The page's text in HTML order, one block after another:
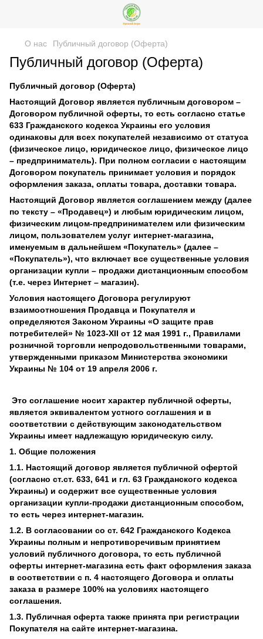
О нас Публичный договор (Оферта)
Публичный договор (Оферта)
Публичный договор (Оферта)
Настоящий Договор является публичным договором –
Договором публичной оферты, то есть согласно статье
633 Гражданского кодекса Украины его условия
одинаковы для всех покупателей независимо от статуса
(физическое лицо, юридическое лицо, физическое лицо
– предприниматель). При полном согласии с настоящим
Договором покупатель принимает условия и порядок
оформления заказа, оплаты товара, доставки товара.
Настоящий Договор является соглашением между (далее
по тексту – «Продавец») и любым юридическим лицом,
физическим лицом-предпринимателем или физическим
лицом, пользователем услуг интернет-магазина,
именуемым в дальнейшем «Покупатель» (далее –
«Покупатель»), что включает все существенные условия
организации купли – продажи дистанционным способом
(т.е. через Интернет – магазин).
Условия настоящего Договора регулируют
взаимоотношения Продавца и Покупателя и
определяются Законом Украины «О защите прав
потребителей» № 1023-XII от 12 мая 1991 г., Правилами
розничной торговли непродовольственными товарами,
утвержденными приказом Министерства экономики
Украины № 104 от 19 апреля 2006 г.
Это соглашение носит характер публичной оферты,
является эквивалентом устного соглашения и в
соответствии с действующим законодательством
Украины имеет надлежащую юридическую силу.
1. Общие положения
1.1. Настоящий договор является публичной офертой
(согласно ст.ст. 633, 641 и гл. 63 Гражданского кодекса
Украины) и содержит все существенные условия
организации купли-продажи дистанционным способом,
то есть через интернет-магазин.
1.2. В согласовании со ст. 642 Гражданского Кодекса
Украины полным и непротиворечивым принятием
условий публичного договора, то есть публичной
оферты интернет-магазина есть факт оформления заказа
в соответствии с п. 4 настоящего Договора и оплаты
заказа в размере 100% на условиях настоящего
соглашения.
1.3. Публичная оферта также принята при регистрации
Покупателя на сайте интернет-магазина.